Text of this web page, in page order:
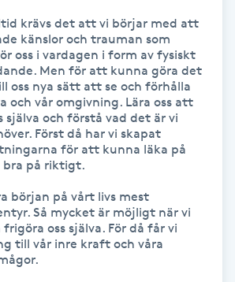
krävs det att vi börjar med att
känslor och trauman som
oss i vardagen i form av fysiskt
Men för att kunna göra det
oss nya sätt att se och förhålla
och vår omgivning. Lära oss att
själva och förstå vad det är vi
Först då har vi skapat
för att kunna läka på
bra på riktigt.
början på vårt livs mest
Så mycket är möjligt när vi
oss själva. För då får vi
till vår inre kraft och våra